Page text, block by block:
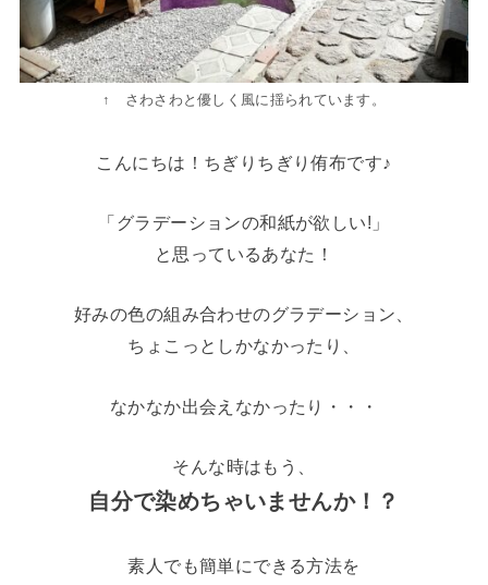
↑ さわさわと優しく風に揺られています。
こんにちは！ちぎりちぎり侑布です♪
「グラデーションの和紙が欲しい!」
と思っているあなた！
好みの色の組み合わせのグラデーション、
ちょこっとしかなかったり、
なかなか出会えなかったり・・・
そんな時はもう、
自分で染めちゃいませんか！？
素人でも簡単にできる方法を